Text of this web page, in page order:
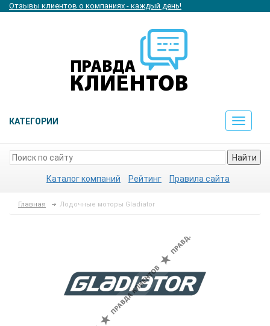
Отзывы клиентов о компаниях - каждый день!
КАТЕГОРИИ
Toggle
Найти
Каталог компаний Рейтинг Правила сайта
Главная Лодочные моторы Gladiator